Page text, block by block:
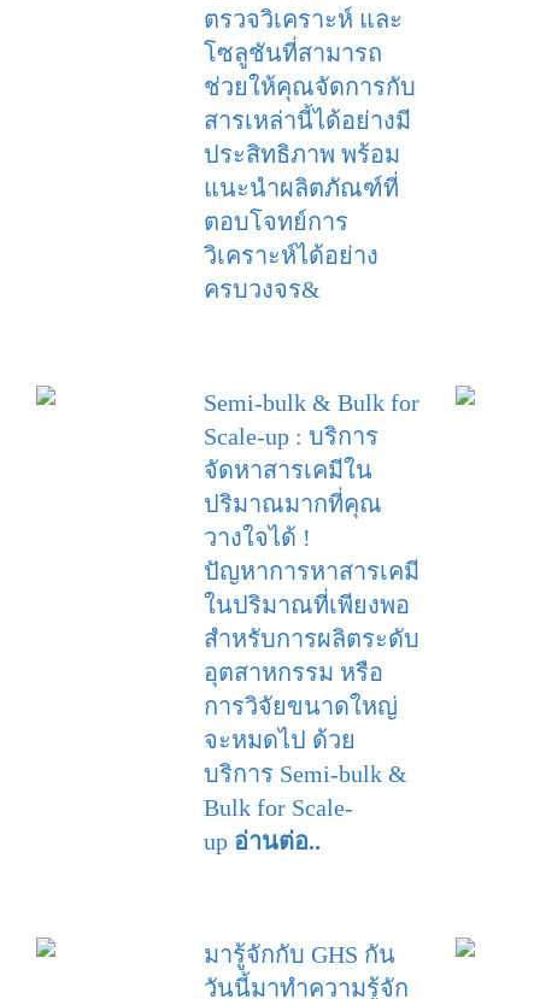
ตรวจวิเคราะห์ และ
โซลูชันที่สามารถ
ช่วยให้คุณจัดการกับ
สารเหล่านี้ได้อย่างมี
ประสิทธิภาพ พร้อม
แนะนำผลิตภัณฑ์ที่
ตอบโจทย์การ
วิเคราะห์ได้อย่าง
ครบวงจร&
Semi-bulk & Bulk for
Scale-up : บริการ
จัดหาสารเคมีใน
ปริมาณมากที่คุณ
วางใจได้ !
ปัญหาการหาสารเคมี
ในปริมาณที่เพียงพอ
สำหรับการผลิตระดับ
อุตสาหกรรม หรือ
การวิจัยขนาดใหญ่
จะหมดไป ด้วย
บริการ Semi-bulk &
Bulk for Scale-
up อ่านต่อ..
มารู้จักกับ GHS กัน
วันนี้มาทำความรู้จัก